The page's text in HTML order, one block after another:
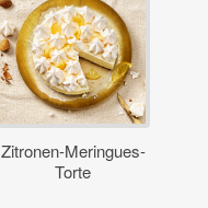
Zitronen-Meringues-
Torte